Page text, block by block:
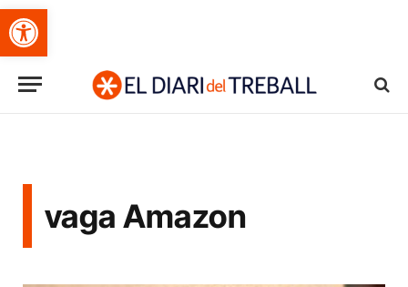
Obre la barra d'eines
vaga Amazon